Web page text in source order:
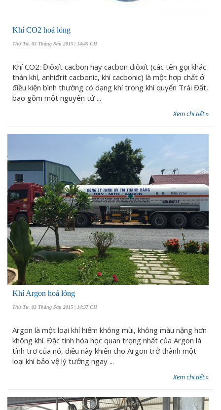
Khí CO2 hoá lỏng
Thứ Tư, 03 Tháng Sáu 2015 | 14:45 CH
Khí CO2: Điôxít cacbon hay cacbon điôxít (các tên gọi khác
thán khí, anhiđrít cacbonic, khí cacbonic) là một hợp chất ở
điều kiện bình thường có dạng khí trong khí quyển Trái Đất,
bao gồm một nguyên tử ...
Xem chi tiết »
Khí Argon hoá lỏng
Thứ Tư, 03 Tháng Sáu 2015 | 14:37 CH
Argon là một loại khí hiếm không mùi, không màu nặng hơn
không khí. Đặc tính hóa học quan trọng nhất của Argon là
tính trơ của nó, điều này khiến cho Argon trở thành một
loại khí bảo vệ lý tưởng ngay ...
Xem chi tiết »